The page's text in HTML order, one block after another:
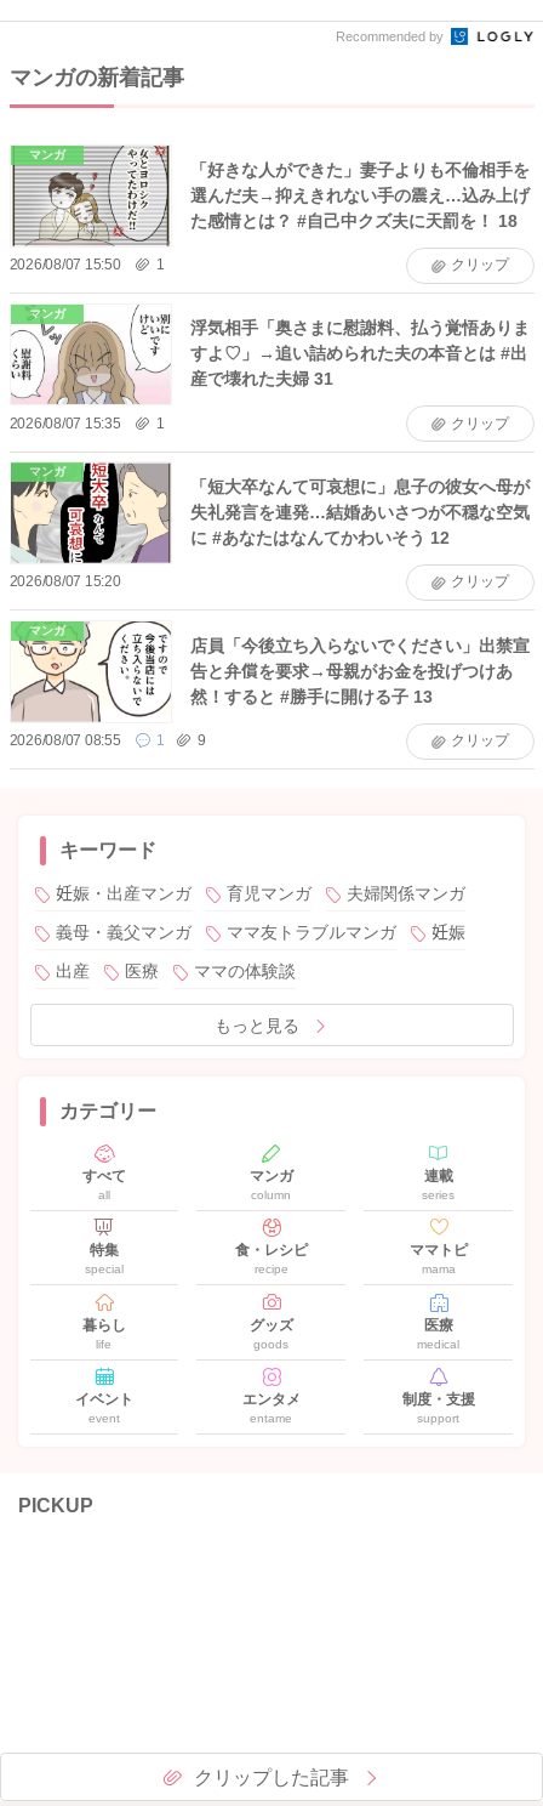
Recommended by
マンガの新着記事
マンガ
「好きな人ができた」妻子よりも不倫相手を
選んだ夫→抑えきれない手の震え…込み上げ
た感情とは？ #自己中クズ夫に天罰を！ 18
2026/08/07 15:50 1 クリップ
マンガ
浮気相手「奥さまに慰謝料、払う覚悟ありま
すよ♡」→追い詰められた夫の本音とは #出
産で壊れた夫婦 31
2026/08/07 15:35 1 クリップ
マンガ
「短大卒なんて可哀想に」息子の彼女へ母が
失礼発言を連発…結婚あいさつが不穏な空気
に #あなたはなんてかわいそう 12
2026/08/07 15:20 クリップ
マンガ
店員「今後立ち入らないでください」出禁宣
告と弁償を要求→母親がお金を投げつけあ
然！すると #勝手に開ける子 13
2026/08/07 08:55 1 9 クリップ
キーワード
妊娠・出産マンガ 育児マンガ
夫婦関係マンガ
義母・義父マンガ
ママ友トラブルマンガ
妊娠
出産
医療 ママの体験談
もっと見る
カテゴリー
すべて
all
マンガ
column
連載
series
特集
special
食・レシピ
recipe
ママトピ
mama
暮らし
life
グッズ
goods
医療
medical
イベント
event
エンタメ
entame
制度・支援
support
PICKUP
クリップした記事